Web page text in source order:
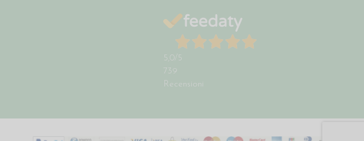
5,0/5
739
Recensioni